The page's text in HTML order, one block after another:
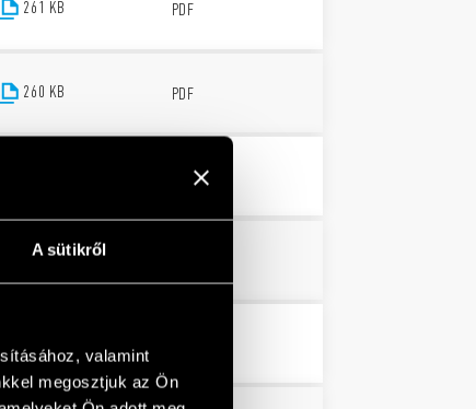
A sütikről
valamint
megosztjuk az Ön
261 KB PDF
260 KB PDF
PDF